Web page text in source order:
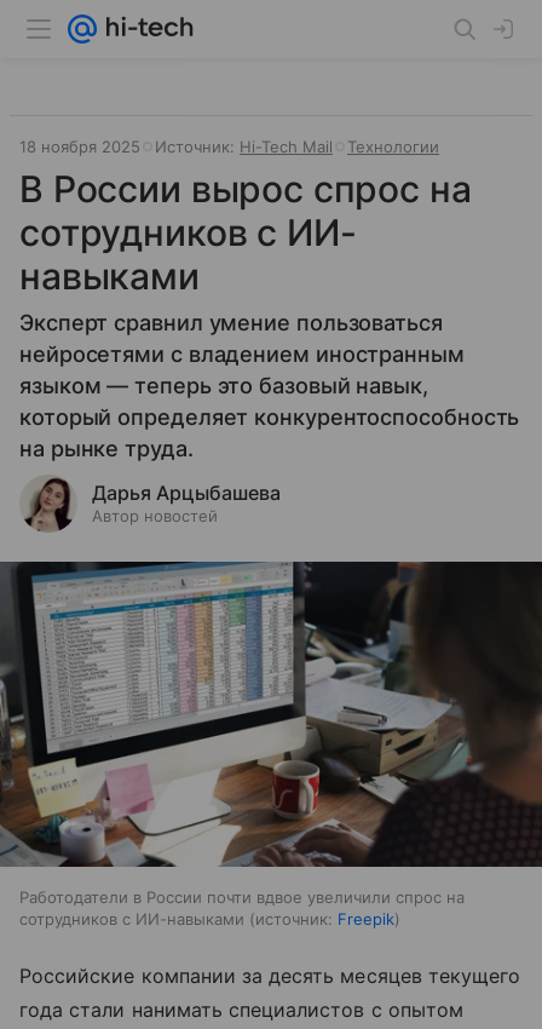
18 ноября 2025 Источник: Hi-Tech Mail Технологии
В России вырос спрос на
сотрудников с ИИ-
навыками
Эксперт сравнил умение пользоваться
нейросетями с владением иностранным
языком — теперь это базовый навык,
который определяет конкурентоспособность
на рынке труда.​
Дарья Арцыбашева
Автор новостей
Работодатели в России почти вдвое увеличили спрос на
сотрудников с ИИ-навыками
источник: Freepik
Российские компании за десять месяцев текущего
года стали нанимать специалистов с опытом